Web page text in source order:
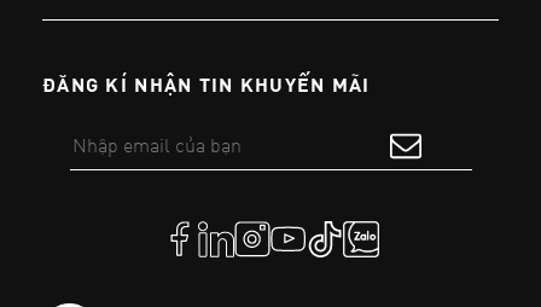
ĐĂNG KÍ NHẬN TIN KHUYẾN MÃI